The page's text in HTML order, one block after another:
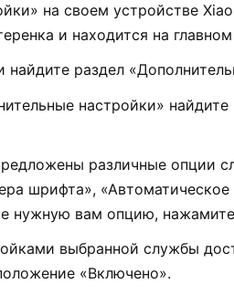
на своем устройстве
и находится на
найдите раздел
настройки»
различные опции
шрифта»,
нужную вам опцию,
выбранной службы
«Включено».